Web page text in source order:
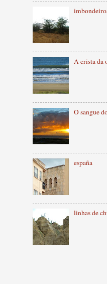
A crista da
O sangue
españa
linhas de